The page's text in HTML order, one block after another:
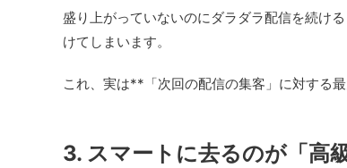
盛り上がっていないのにダラダラ配信を続け
けてしまいます。
これ、実は**「次回の配信の集客」に対する
3. スマートに去るのが「高